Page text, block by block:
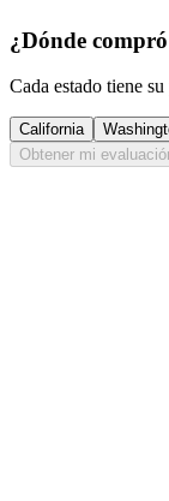
¿Dónde
Cada estado tiene
California
Obtener mi